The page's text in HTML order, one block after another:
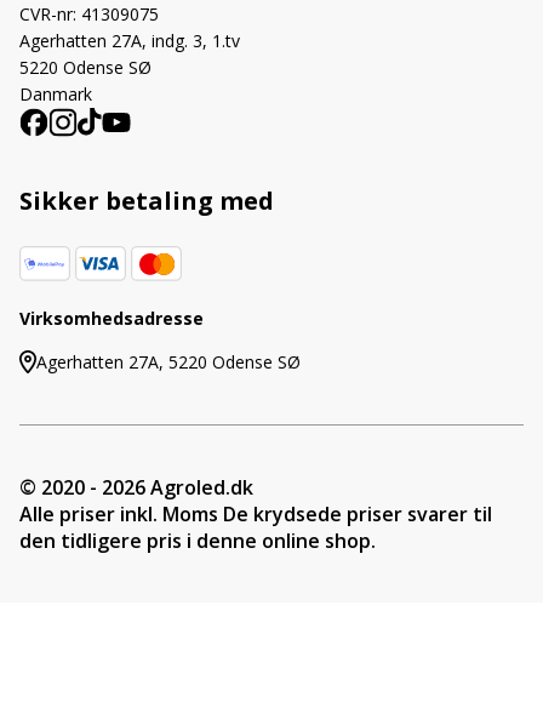
CVR-nr: 41309075
Agerhatten 27A, indg. 3, 1.tv
5220 Odense SØ
Danmark
Sikker betaling med
Virksomhedsadresse
Agerhatten 27A, 5220 Odense SØ
© 2020 - 2026 Agroled.dk
Alle priser inkl. Moms De krydsede priser svarer til
den tidligere pris i denne online shop.